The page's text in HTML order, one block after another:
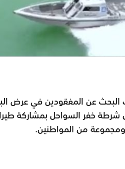
عن المفقودين في عرض
خفر السواحل بمشاركة
من المواطنين.